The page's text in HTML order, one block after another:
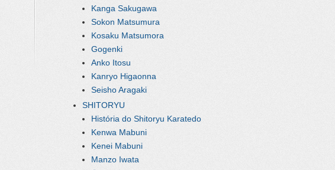
Kanga Sakugawa
Sokon Matsumura
Kosaku Matsumora
Gogenki
Anko Itosu
Kanryo Higaonna
Seisho Aragaki
SHITORYU
História do Shitoryu Karatedo
Kenwa Mabuni
Kenei Mabuni
Manzo Iwata